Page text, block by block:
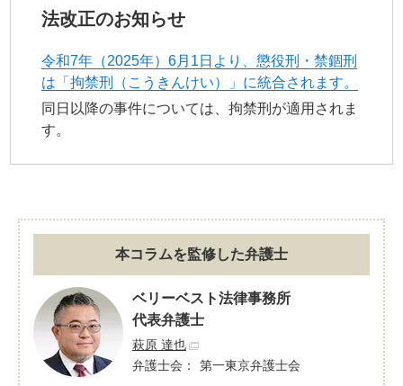
法改正のお知らせ
令和7年（2025年）6月1日より、懲役刑・禁錮刑
は「拘禁刑（こうきんけい）」に統合されます。
同日以降の事件については、拘禁刑が適用されま
す。
本コラムを監修した弁護士
ベリーベスト法律事務所
代表弁護士
萩原 達也
弁護士会：
第一東京弁護士会